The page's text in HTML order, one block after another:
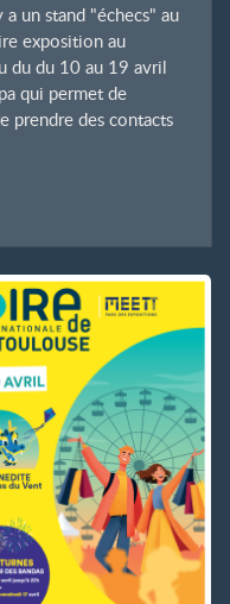
un stand "échecs" au
exposition au
du du 10 au 19 avril
qui permet de
prendre des contacts